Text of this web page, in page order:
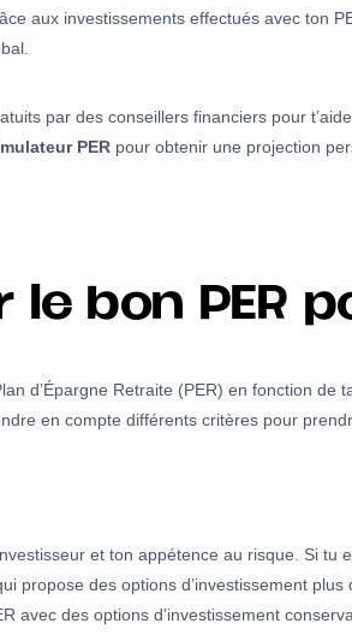
aux investissements effectués avec ton
par des conseillers financiers pour
PER pour obtenir une projection
le bon PER
d’Épargne Retraite (PER) en fonction
en compte différents critères pour
et ton appétence au risque. Si
propose des options d’investissement
avec des options d’investissement